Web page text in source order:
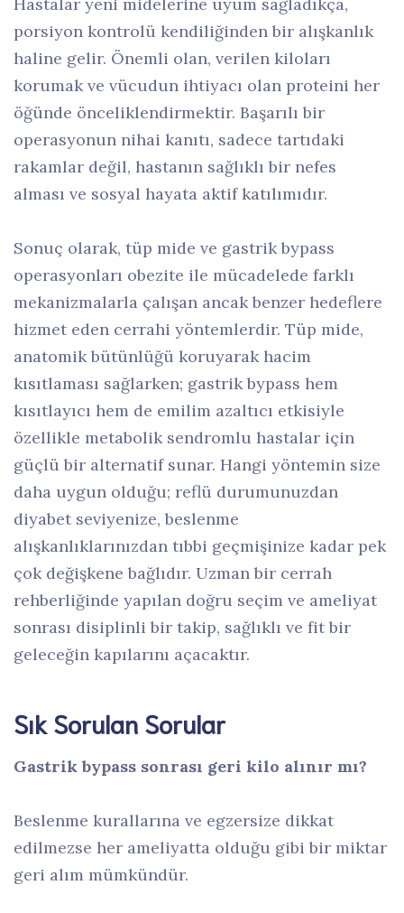
porsiyon kontrolü kendiliğinden bir alışkanlık
haline gelir. Önemli olan, verilen kiloları
korumak ve vücudun ihtiyacı olan proteini her
öğünde önceliklendirmektir. Başarılı bir
operasyonun nihai kanıtı, sadece tartıdaki
rakamlar değil, hastanın sağlıklı bir nefes
alması ve sosyal hayata aktif katılımıdır.
Sonuç olarak, tüp mide ve gastrik bypass
operasyonları obezite ile mücadelede farklı
mekanizmalarla çalışan ancak benzer hedeflere
hizmet eden cerrahi yöntemlerdir. Tüp mide,
anatomik bütünlüğü koruyarak hacim
kısıtlaması sağlarken; gastrik bypass hem
kısıtlayıcı hem de emilim azaltıcı etkisiyle
özellikle metabolik sendromlu hastalar için
güçlü bir alternatif sunar. Hangi yöntemin size
daha uygun olduğu; reflü durumunuzdan
diyabet seviyenize, beslenme
alışkanlıklarınızdan tıbbi geçmişinize kadar pek
çok değişkene bağlıdır. Uzman bir cerrah
rehberliğinde yapılan doğru seçim ve ameliyat
sonrası disiplinli bir takip, sağlıklı ve fit bir
geleceğin kapılarını açacaktır.
Sık Sorulan Sorular
Gastrik bypass sonrası geri kilo alınır mı?
Beslenme kurallarına ve egzersize dikkat
edilmezse her ameliyatta olduğu gibi bir miktar
geri alım mümkündür.